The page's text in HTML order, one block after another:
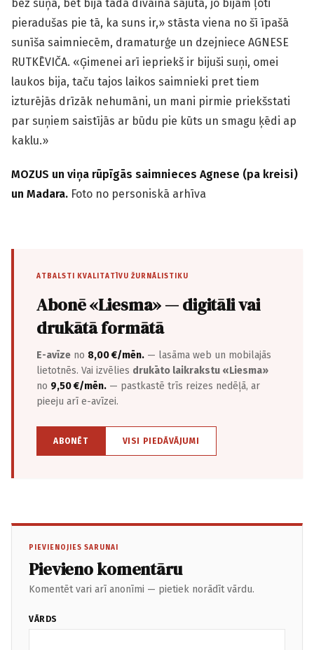
bez suņa, bet bija tāda dīvaina sajūta, jo bijām ļoti
pieradušas pie tā, ka suns ir,» stāsta viena no šī īpašā
sunīša saimniecēm, dramaturģe un dzejniece AGNESE
RUTKĒVIČA. «Ģimenei arī iepriekš ir bijuši suņi, omei
laukos bija, taču tajos laikos saimnieki pret tiem
izturējās drīzāk nehumāni, un mani pirmie priekšstati
par suņiem sais­tījās ar būdu pie kūts un smagu ķēdi ap
kaklu.»
MOZUS un viņa rūpīgās saimnieces Agnese (pa kreisi)
un Madara. Foto no personiskā arhīva
ATBALSTI KVALITATĪVU ŽURNĀLISTIKU
Abonē «Liesma» — digitāli vai
drukātā formātā
E-avīze no 8,00 €/mēn. — lasāma web un mobilajās
lietotnēs. Vai izvēlies drukāto laikrakstu «Liesma»
no 9,50 €/mēn. — pastkastē trīs reizes nedēļā, ar
pieeju arī e-avīzei.
ABONĒT VISI PIEDĀVĀJUMI
PIEVIENOJIES SARUNAI
Pievieno komentāru
Komentēt vari arī anonīmi — pietiek norādīt vārdu.
VĀRDS